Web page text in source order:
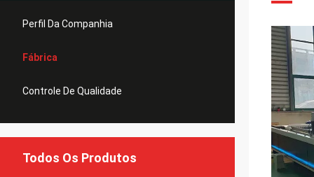
Perfil Da Companhia
Fábrica
Controle De Qualidade
Todos Os Produtos